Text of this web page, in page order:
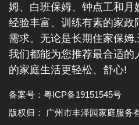
姆、白班保姆、钟点工和
经验丰富、训练有素的家
需求。无论是长期住家保
我们都能为您推荐最合适
的家庭生活更轻松、舒心!
备案号： 粤ICP备19151545号
版权归： 广州市丰泽园家庭服务